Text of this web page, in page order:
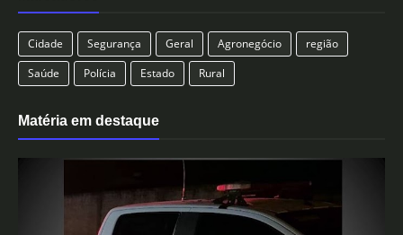
Cidade Segurança Geral Agronegócio
região
Saúde
Polícia Estado Rural
Matéria em destaque